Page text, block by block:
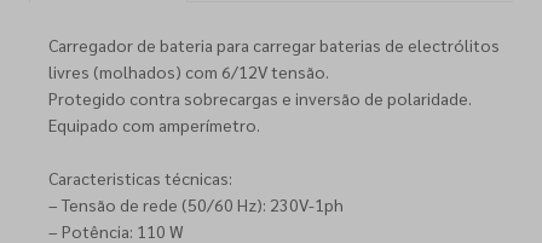
Carregador de bateria para carregar baterias de electrólitos
livres (molhados) com 6/12V tensão.
Protegido contra sobrecargas e inversão de polaridade.
Equipado com amperímetro.
Caracteristicas técnicas:
– Tensão de rede (50/60 Hz): 230V-1ph
– Potência: 110 W